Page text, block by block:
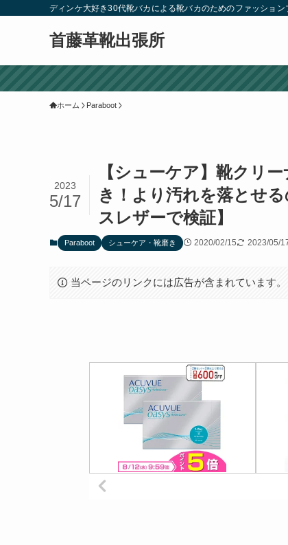
ディンケ大好き30代靴バカによる靴バカのためのファッション
首藤革靴出張所
ホーム Paraboot
【シューケア】靴クリ
き！より汚れを落とせ
スレザーで検証】
2023
5/17
Paraboot シューケア・靴磨き 2020/02/15 2023/05/
当ページのリンクには広告が含まれています。